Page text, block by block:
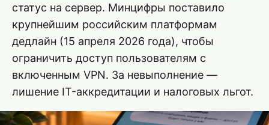
статус на сервер. Минцифры поставило
крупнейшим российским платформам
дедлайн (15 апреля 2026 года), чтобы
ограничить доступ пользователям с
включенным VPN. За невыполнение —
лишение IT-аккредитации и налоговых льгот.